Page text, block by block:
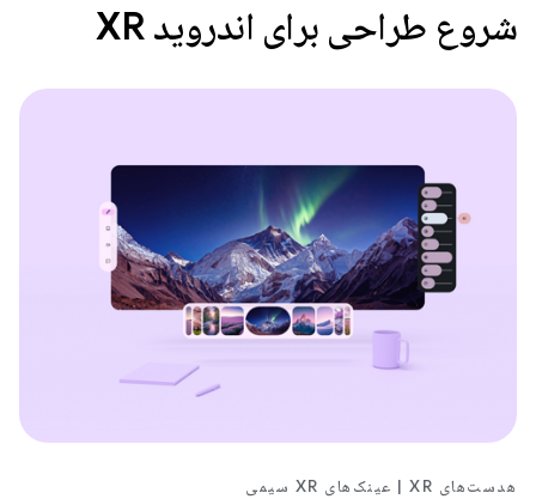
شروع طراحی برای اندروید XR
هدست‌های XR | عینک‌های XR سیمی